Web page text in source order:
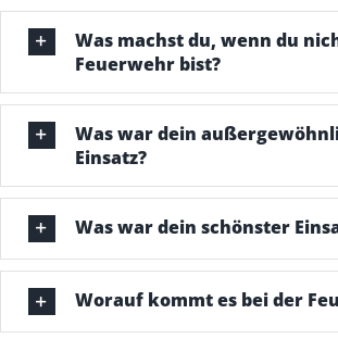
Was machst du, wenn du
Feuerwehr bist?
Was war dein
Einsatz?
Was war dein schönster
Worauf kommt es bei der